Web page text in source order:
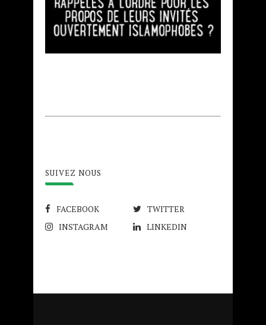
SUIVEZ NOUS
FACEBOOK
TWITTER
INSTAGRAM
LINKEDIN